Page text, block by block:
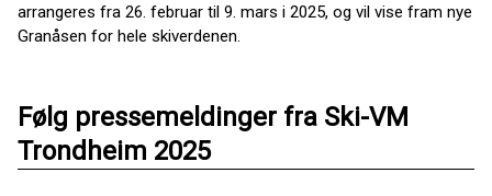
arrangeres fra 26. februar til 9. mars i 2025, og vil vise fram nye
Granåsen for hele skiverdenen.
Følg pressemeldinger fra Ski-VM
Trondheim 2025